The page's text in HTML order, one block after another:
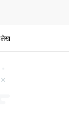
लेख